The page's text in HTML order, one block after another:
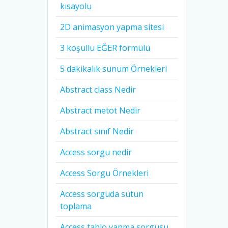
kısayolu
2D animasyon yapma sitesi
3 koşullu EĞER formülü
5 dakikalık sunum Örnekleri
Abstract class Nedir
Abstract metot Nedir
Abstract sınıf Nedir
Access sorgu nedir
Access Sorgu Örnekleri
Access sorguda sütun
toplama